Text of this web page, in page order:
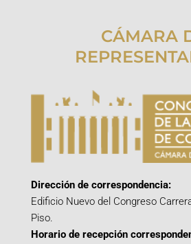
CÁMARA
Dirección de correspondencia:
Edificio Nuevo del Congreso
Piso.
Horario de recepción